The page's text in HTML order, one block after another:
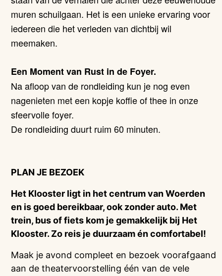
muren schuilgaan. Het is een unieke ervaring voor
iedereen die het verleden van dichtbij wil
meemaken.
Een Moment van Rust in de Foyer.
Na afloop van de rondleiding kun je nog even
nagenieten met een kopje koffie of thee in onze
sfeervolle foyer.
De rondleiding duurt ruim 60 minuten.
PLAN JE BEZOEK
Het Klooster ligt in het centrum van Woerden
en is goed bereikbaar, ook zonder auto. Met
trein, bus of fiets kom je gemakkelijk bij Het
Klooster. Zo reis je duurzaam én comfortabel!
Maak je avond compleet en bezoek voorafgaand
aan de theatervoorstelling één van de vele